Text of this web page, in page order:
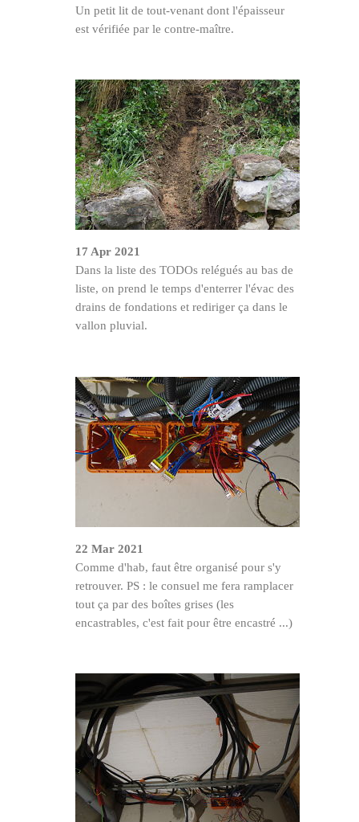
Un petit lit de tout-venant dont l'épaisseur
est vérifiée par le contre-maître.
17 Apr 2021
Dans la liste des TODOs relégués au bas de
liste, on prend le temps d'enterrer l'évac des
drains de fondations et rediriger ça dans le
vallon pluvial.
22 Mar 2021
Comme d'hab, faut être organisé pour s'y
retrouver. PS : le consuel me fera ramplacer
tout ça par des boîtes grises (les
encastrables, c'est fait pour être encastré ...)